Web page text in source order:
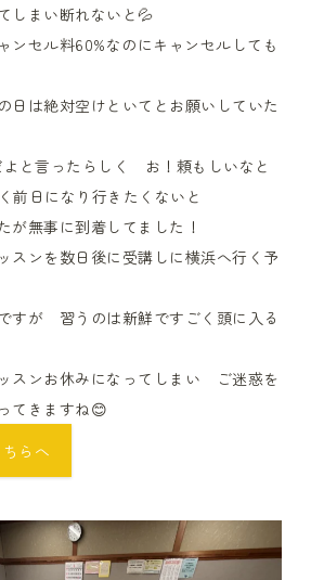
しまい断れないと💦
セル料60%なのにキャンセルしても
は絶対空けといてとお願いしていた
よと言ったらしく お！頼もしいなと
前日になり行きたくないと
が無事に到着してました！
スンを数日後に受講しに横浜へ行く予
すが 習うのは新鮮ですごく頭に入る
スンお休みになってしまい ご迷惑を
てきますね😊
らへ